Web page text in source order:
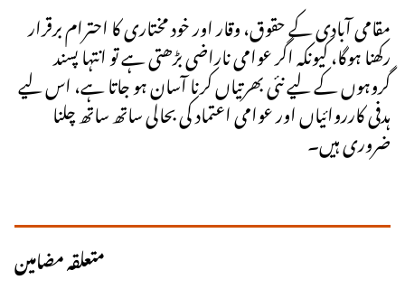
مقامی آبادی کے حقوق، وقار اور خود مختاری کا احترام برقرار
رکھنا ہوگا، کیونکہ اگر عوامی ناراضی بڑھتی ہے تو انتہا پسند
گروہوں کے لیے نئی بھرتیاں کرنا آسان ہو جاتا ہے، اس لیے
ہدفی کارروائیاں اور عوامی اعتماد کی بحالی ساتھ ساتھ چلنا
ضروری ہیں۔
متعلقہ مضامین